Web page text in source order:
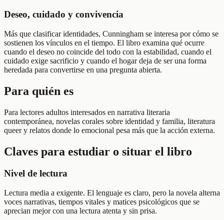
Deseo, cuidado y convivencia
Más que clasificar identidades, Cunningham se interesa por cómo se
sostienen los vínculos en el tiempo. El libro examina qué ocurre
cuando el deseo no coincide del todo con la estabilidad, cuando el
cuidado exige sacrificio y cuando el hogar deja de ser una forma
heredada para convertirse en una pregunta abierta.
Para quién es
Para lectores adultos interesados en narrativa literaria
contemporánea, novelas corales sobre identidad y familia, literatura
queer y relatos donde lo emocional pesa más que la acción externa.
Claves para estudiar o situar el libro
Nivel de lectura
Lectura media a exigente. El lenguaje es claro, pero la novela alterna
voces narrativas, tiempos vitales y matices psicológicos que se
aprecian mejor con una lectura atenta y sin prisa.